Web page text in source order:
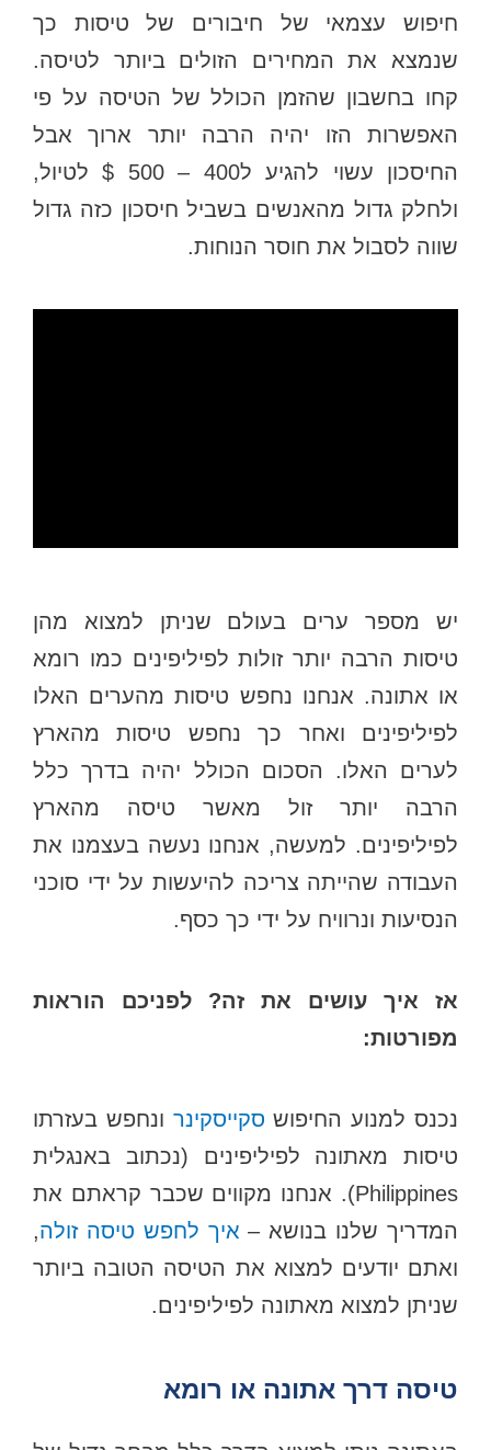
חיפוש עצמאי של חיבורים של טיסות כך
שנמצא את המחירים הזולים ביותר לטיסה.
קחו בחשבון שהזמן הכולל של הטיסה על פי
האפשרות הזו יהיה הרבה יותר ארוך אבל
החיסכון עשוי להגיע ל400 – 500 $ לטיול,
ולחלק גדול מהאנשים בשביל חיסכון כזה גדול
שווה לסבול את חוסר הנוחות.
יש מספר ערים בעולם שניתן למצוא מהן
טיסות הרבה יותר זולות לפיליפינים כמו רומא
או אתונה. אנחנו נחפש טיסות מהערים האלו
לפיליפינים ואחר כך נחפש טיסות מהארץ
לערים האלו. הסכום הכולל יהיה בדרך כלל
הרבה יותר זול מאשר טיסה מהארץ
לפיליפינים. למעשה, אנחנו נעשה בעצמנו את
העבודה שהייתה צריכה להיעשות על ידי סוכני
הנסיעות ונרוויח על ידי כך כסף.
אז איך עושים את זה? לפניכם הוראות
מפורטות:
נכנס למנוע החיפוש סקייסקינר ונחפש בעזרתו
טיסות מאתונה לפיליפינים (נכתוב באנגלית
Philippines). אנחנו מקווים שכבר קראתם את
המדריך שלנו בנושא – איך לחפש טיסה זולה,
ואתם יודעים למצוא את הטיסה הטובה ביותר
שניתן למצוא מאתונה לפיליפינים.
טיסה דרך אתונה או רומא